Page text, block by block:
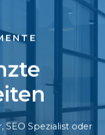
Spezialist oder